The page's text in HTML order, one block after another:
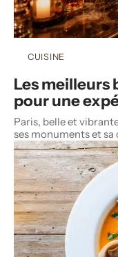
CUISINE
Les meilleurs
pour une
Paris, belle et
ses monuments et sa